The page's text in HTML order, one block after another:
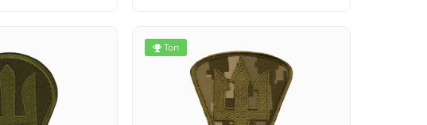
Топ